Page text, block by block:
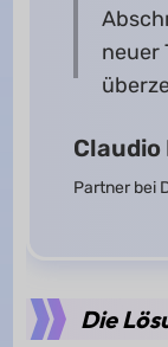
neuer
Partner bei
Die